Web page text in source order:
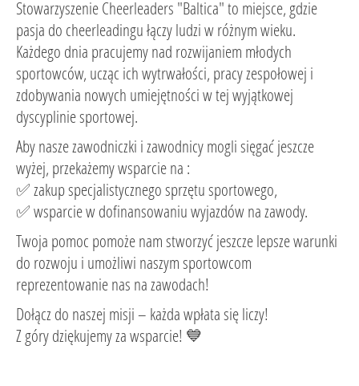
Stowarzyszenie Cheerleaders "Baltica" to miejsce, gdzie
pasja do cheerleadingu łączy ludzi w różnym wieku.
Każdego dnia pracujemy nad rozwijaniem młodych
sportowców, ucząc ich wytrwałości, pracy zespołowej i
zdobywania nowych umiejętności w tej wyjątkowej
dyscyplinie sportowej.
Aby nasze zawodniczki i zawodnicy mogli sięgać jeszcze
wyżej, przekażemy wsparcie na :
✅ zakup specjalistycznego sprzętu sportowego,
✅ wsparcie w dofinansowaniu wyjazdów na zawody.
Twoja pomoc pomoże nam stworzyć jeszcze lepsze warunki
do rozwoju i umożliwi naszym sportowcom
reprezentowanie nas na zawodach!
Dołącz do naszej misji – każda wpłata się liczy!
Z góry dziękujemy za wsparcie! 💙